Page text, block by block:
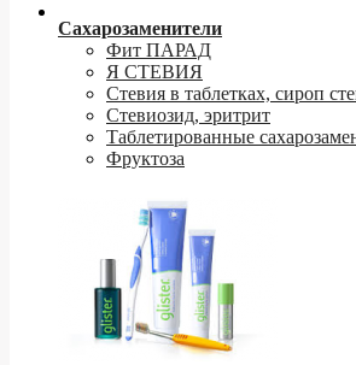
Сахарозаменители
Фит ПАРАД
Я СТЕВИЯ
Стевия в таблетках, сироп
Стевиозид, эритрит
Таблетированные
Фруктоза